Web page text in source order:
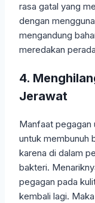
rasa gatal yang
dengan
mengandung
meredakan
4.
Jerawat
Manfaat
untuk membunuh
karena di dalam
bakteri.
pegagan pada
kembali lagi.